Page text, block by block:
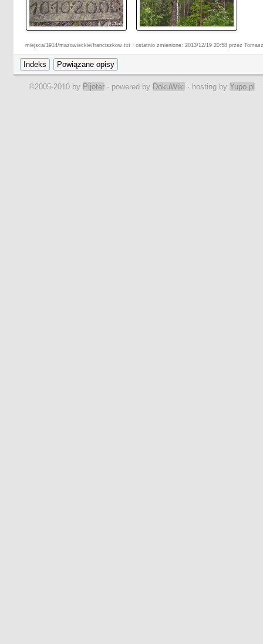
miejsca/1914/mazowieckie/franciszkow.txt · ostatnio zmienione: 2013/12/19 20:58 przez
©2005-2010 by Pijoter · powered by DokuWiki · hosting by Yupo.pl